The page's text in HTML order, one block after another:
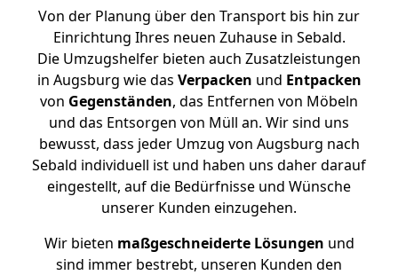
Von der Planung über den Transport bis hin zur
Einrichtung Ihres neuen Zuhause in Sebald.
Die Umzugshelfer bieten auch Zusatzleistungen
in Augsburg wie das Verpacken und Entpacken
von Gegenständen, das Entfernen von Möbeln
und das Entsorgen von Müll an. Wir sind uns
bewusst, dass jeder Umzug von Augsburg nach
Sebald individuell ist und haben uns daher darauf
eingestellt, auf die Bedürfnisse und Wünsche
unserer Kunden einzugehen.
Wir bieten maßgeschneiderte Lösungen und
sind immer bestrebt, unseren Kunden den